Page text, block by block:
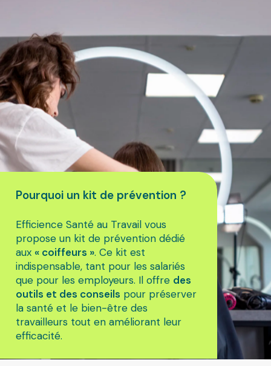
Pourquoi un kit de prévention ?
Efficience Santé au Travail vous
propose un kit de prévention dédié
aux « coiffeurs ». Ce kit est
indispensable, tant pour les salariés
que pour les employeurs. Il offre des
outils et des conseils pour préserver
la santé et le bien-être des
travailleurs tout en améliorant leur
efficacité.